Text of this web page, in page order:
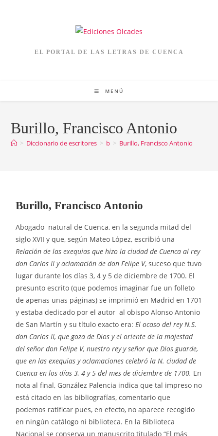
EL PORTAL DE LAS LETRAS DE CUENCA
MENÚ
Burillo, Francisco Antonio
> Diccionario de escritores > b > Burillo, Francisco Antonio
Burillo, Francisco Antonio
Abogado natural de Cuenca, en la segunda mitad del
siglo XVII y que, según Mateo López, escribió una
Relación de las exequias que hizo la ciudad de Cuenca al rey
don Carlos II y aclamación de don Felipe V, suceso que tuvo
lugar durante los días 3, 4 y 5 de diciembre de 1700. El
presunto escrito (que podemos imaginar fue un folleto
de apenas unas páginas) se imprimió en Madrid en 1701
y estaba dedicado por el autor al obispo Alonso Antonio
de San Martín y su título exacto era: El ocaso del rey N.S.
don Carlos II, que goza de Dios y el oriente de la majestad
del señor don Felipe V, nuestro rey y señor que Dios guarde,
que en las exequias y aclamaciones celebró la N. ciudad de
Cuenca en los días 3, 4 y 5 del mes de diciembre de 1700. En
nota al final, González Palencia indica que tal impreso no
está citado en las bibliografías, comentario que
podemos ratificar pues, en efecto, no aparece recogido
en ningún catálogo ni biblioteca. En la Biblioteca
Nacional se conserva un manuscrito titulado “El más